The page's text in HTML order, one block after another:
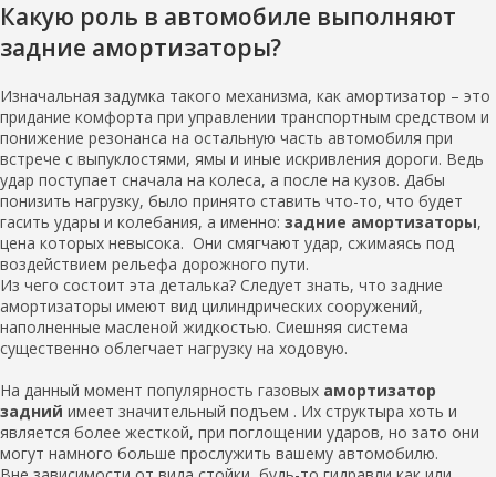
Какую роль в автомобиле выполняют
задние амортизаторы?
Изначальная задумка такого механизма, как амортизатор – это
придание комфорта при управлении транспортным средством и
понижение резонанса на остальную часть автомобиля при
встрече с выпуклостями, ямы и иные искривления дороги. Ведь
удар поступает сначала на колеса, а после на кузов. Дабы
понизить нагрузку, было принято ставить что-то, что будет
гасить удары и колебания, а именно: задние амортизаторы,
цена которых невысока. Они смягчают удар, сжимаясь под
воздействием рельефа дорожного пути.
Из чего состоит эта деталька? Следует знать, что задние
амортизаторы имеют вид цилиндрических сооружений,
наполненные масленой жидкостью. Сиешняя система
существенно облегчает нагрузку на ходовую.
На данный момент популярность газовых амортизатор
задний имеет значительный подъем . Их структыра хоть и
является более жесткой, при поглощении ударов, но зато они
могут намного больше прослужить вашему автомобилю.